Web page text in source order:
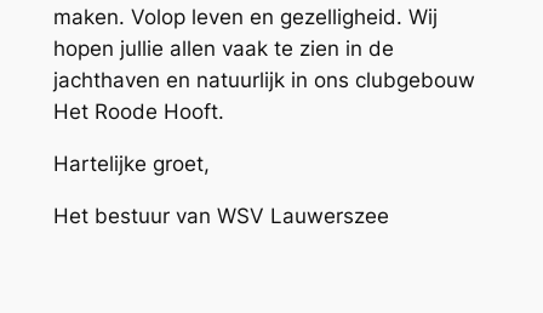
maken. Volop leven en gezelligheid. Wij
hopen jullie allen vaak te zien in de
jachthaven en natuurlijk in ons clubgebouw
Het Roode Hooft.
Hartelijke groet,
Het bestuur van WSV Lauwerszee